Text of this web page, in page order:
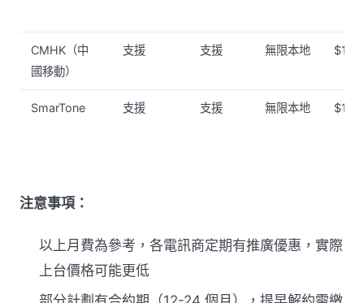
CMHK（中
國移動）
支援 支援 無限本地 $128
SmarTone 支援 支援 無限本地 $158
注意事項：
以上月費為參考，各電訊商定期有推廣優惠，實際
上台價格可能更低